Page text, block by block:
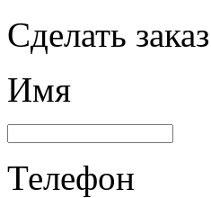
Сделать заказ
Имя
Телефон